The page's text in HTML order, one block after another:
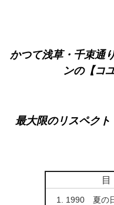
かつて浅草・千束通
ンの【コ
最大限のリスペク
1990 夏の